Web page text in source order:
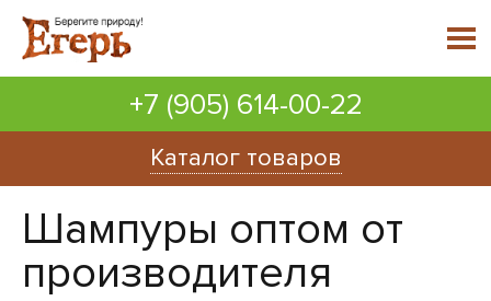
+7 (905) 614-00-22
Каталог товаров
Шампуры оптом от
производителя